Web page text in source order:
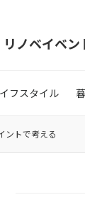
リノベイベン
フスタイル
ントで考える